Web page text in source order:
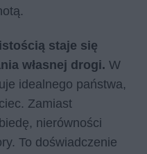
staje się
własnej drogi. W
idealnego państwa,
Zamiast
nierówności
To doświadczenie